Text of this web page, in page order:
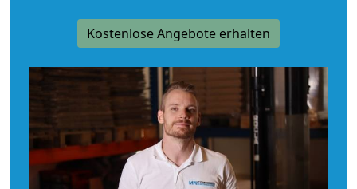
Kostenlose Angebote erhalten